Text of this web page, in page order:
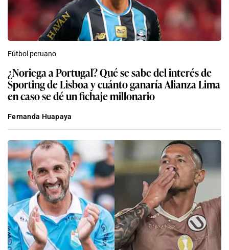
Fútbol peruano
¿Noriega a Portugal? Qué se sabe del interés de
Sporting de Lisboa y cuánto ganaría Alianza Lima
en caso se dé un fichaje millonario
Fernanda Huapaya